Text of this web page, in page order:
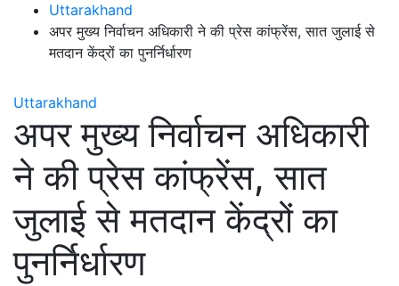
Uttarakhand
अपर मुख्य निर्वाचन अधिकारी ने की प्रेस कांफ्रेंस, सात जुलाई से
मतदान केंद्रों का पुनर्निर्धारण
Uttarakhand
अपर मुख्य निर्वाचन अधिकारी
ने की प्रेस कांफ्रेंस, सात
जुलाई से मतदान केंद्रों का
पुनर्निर्धारण